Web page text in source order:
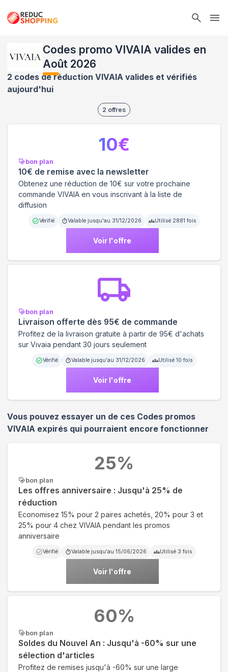
Codes promo VIVAIA valides en
Août 2026
2 codes de réduction VIVAIA valides et vérifiés
aujourd'hui
2 offres
bon plan
10€ de remise avec la newsletter
Obtenez une réduction de 10€ sur votre prochaine
commande VIVAIA en vous inscrivant à la liste de
diffusion
Vérifié Valable jusqu'au 31/12/2026 Utilisé 2881 fois
Voir l'offre
10€
bon plan
Livraison offerte dès 95€ de commande
Profitez de la livraison gratuite à partir de 95€ d'achats
sur Vivaia pendant 30 jours seulement
Vérifié Valable jusqu'au 31/12/2026 Utilisé 10 fois
Voir l'offre
Vous pouvez essayer un de ces Codes promos
VIVAIA expirés qui pourraient encore fonctionner
bon plan
Les offres anniversaire : Jusqu'à 25% de
réduction
Economisez 15% pour 2 paires achetés, 20% pour 3 et
25% pour 4 chez VIVAIA pendant les promos
anniversaire
Vérifié Valable jusqu'au 15/06/2026 Utilisé 3 fois
Voir l'offre
25%
bon plan
Soldes du Nouvel An : Jusqu'à -60% sur une
sélection d'articles
Profitez de remises jusqu'à -60% sur une large
60%